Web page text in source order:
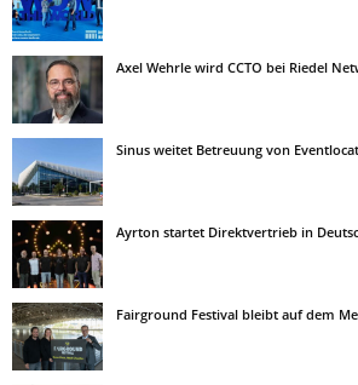
Axel Wehrle wird CCTO bei Riedel
Sinus weitet Betreuung von
Ayrton startet Direktvertrieb in
Fairground Festival bleibt auf dem